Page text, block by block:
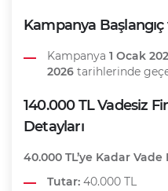
Kampanya
Kampanya 1 Ocak
2026 tarihlerinde
140.000 TL Vadesiz
Detayları
40.000 TL’ye Kadar
Tutar: 40.000 TL